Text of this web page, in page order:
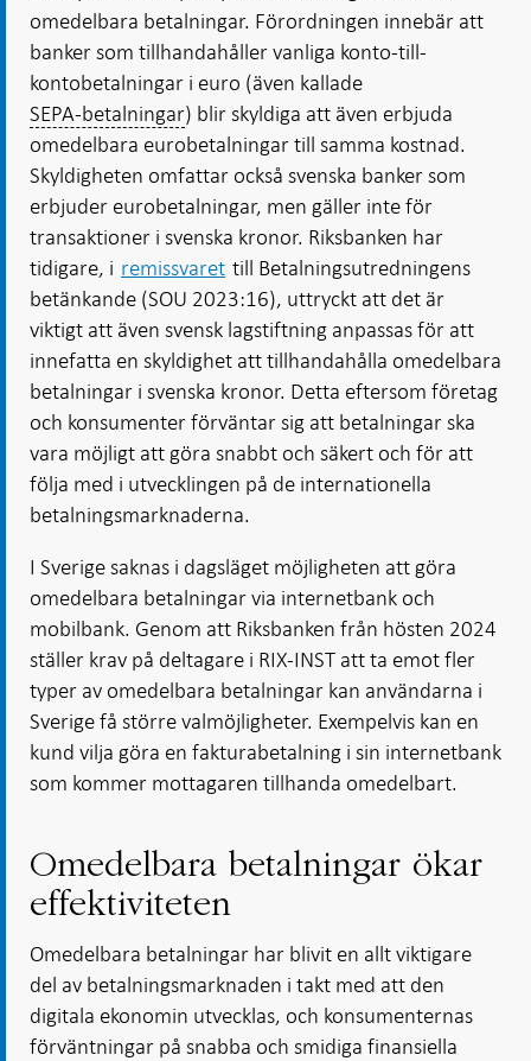
omedelbara betalningar. Förordningen innebär att
banker som tillhandahåller vanliga konto-till-
kontobetalningar i euro (även kallade
SEPA-betalningar) blir skyldiga att även erbjuda
omedelbara eurobetalningar till samma kostnad.
Skyldigheten omfattar också svenska banker som
erbjuder eurobetalningar, men gäller inte för
transaktioner i svenska kronor. Riksbanken har
tidigare, i remissvaret till Betalningsutredningens
betänkande (SOU 2023:16), uttryckt att det är
viktigt att även svensk lagstiftning anpassas för att
innefatta en skyldighet att tillhandahålla omedelbara
betalningar i svenska kronor. Detta eftersom företag
och konsumenter förväntar sig att betalningar ska
vara möjligt att göra snabbt och säkert och för att
följa med i utvecklingen på de internationella
betalningsmarknaderna.
I Sverige saknas i dagsläget möjligheten att göra
omedelbara betalningar via internetbank och
mobilbank. Genom att Riksbanken från hösten 2024
ställer krav på deltagare i RIX-INST att ta emot fler
typer av omedelbara betalningar kan användarna i
Sverige få större valmöjligheter. Exempelvis kan en
kund vilja göra en fakturabetalning i sin internetbank
som kommer mottagaren tillhanda omedelbart.
Omedelbara betalningar ökar
effektiviteten
Omedelbara betalningar har blivit en allt viktigare
del av betalningsmarknaden i takt med att den
digitala ekonomin utvecklas, och konsumenternas
förväntningar på snabba och smidiga finansiella